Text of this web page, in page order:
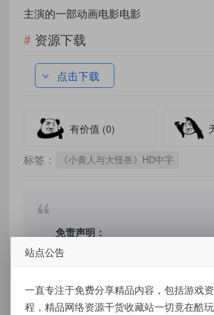
主演的一部动画电影电影
资源下载
点击下载
有价值 (0)
标签： 《小黄人与大怪兽》HD中字
免责声明：
站无关，所有内容及软件的文章仅
和研究目的。不得将上述内容用于
站点公告
一直专注于免费分享精品内容，包括游戏
程，精品网络资源干货收藏站一切竟在酷